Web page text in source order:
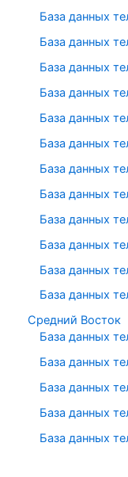
База данных
База данных
База данных
База данных
База данных
База данных
База данных
База данных
База данных
База данных
База данных
База данных
Средний Восток
База данных
База данных
База данных
База данных
База данных